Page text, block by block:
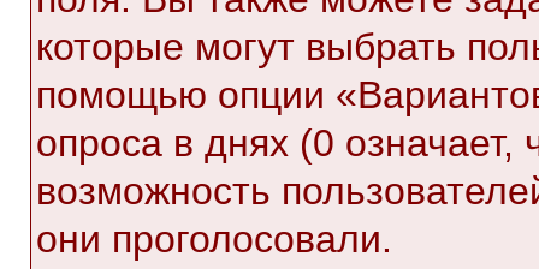
которые могут выбрать
помощью опции
опроса в днях (0
возможность
они проголосовали.